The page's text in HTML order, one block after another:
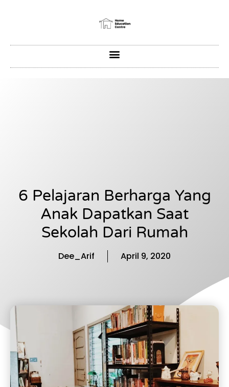
6 Pelajaran Berharga Yang
Anak Dapatkan Saat
Sekolah Dari Rumah
Dee_Arif April 9, 2020